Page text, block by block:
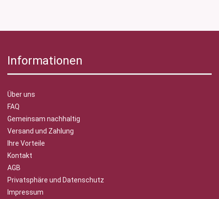
Informationen
Über uns
FAQ
Gemeinsam nachhaltig
Versand und Zahlung
Ihre Vorteile
Kontakt
AGB
Privatsphäre und Datenschutz
Impressum